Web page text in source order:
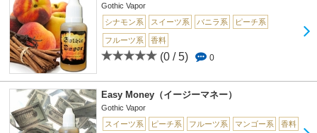
Gothic Vapor
シナモン系
スイーツ系 バニラ系 ピーチ系
フルーツ系 香料
(0 / 5) 0
Easy Money（イージーマネー）
Gothic Vapor
スイーツ系
ピーチ系 フルーツ系 マンゴー系 香料